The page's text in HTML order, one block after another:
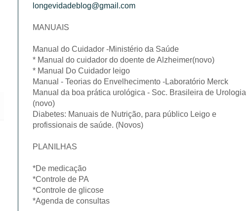
longevidadeblog@gmail.com
MANUAIS
Manual do Cuidador -Ministério da Saúde
* Manual do cuidador do doente de Alzheimer(novo)
* Manual Do Cuidador leigo
Manual - Teorias do Envelhecimento -Laboratório Merck
Manual da boa prática urológica - Soc. Brasileira de Urologia
(novo)
Diabetes: Manuais de Nutrição, para público Leigo e
profissionais de saúde. (Novos)
PLANILHAS
*De medicação
*Controle de PA
*Controle de glicose
*Agenda de consultas